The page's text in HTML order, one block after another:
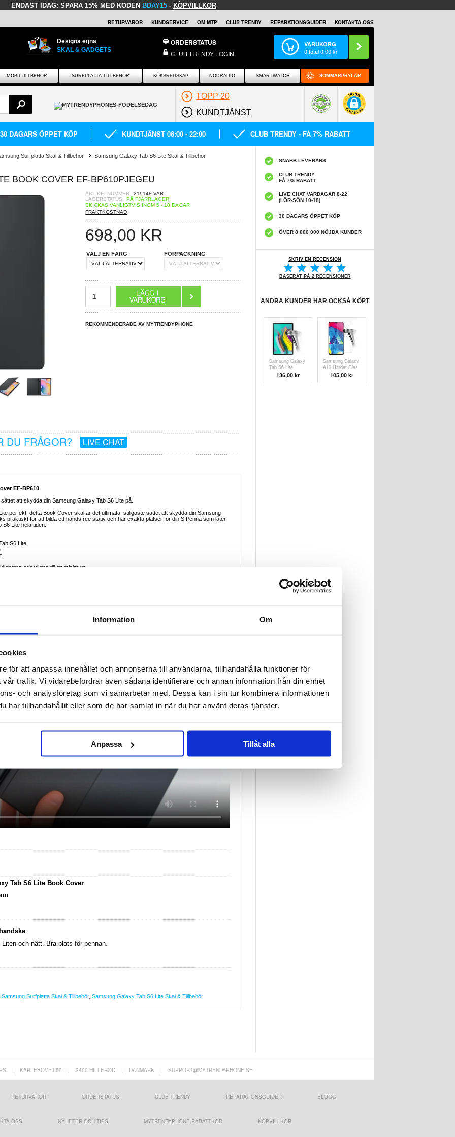
Information Om
för att anpassa innehållet och annonserna till användarna, tillhandahålla funktioner för
trafik. Vi vidarebefordrar även sådana identifierare och annan information från din enhet
och analysföretag som vi samarbetar med. Dessa kan i sin tur kombinera informationen
har tillhandahållit eller som de har samlat in när du har använt deras tjänster.
Anpassa Tillåt alla
ENDAST IDAG: SPARA 15% MED KODEN BDAY15 - KÖPVILLKOR
RETURVAROR KUNDSERVICE OM MTP CLUB TRENDY REPARATIONSGUIDER KONTAKTA OSS
Designa egna
SKAL & GADGETS
ORDERSTATUS
CLUB TRENDY LOGIN
VARUKORG
0total0,00kr
MOBILTILLBEHÖR SURFPLATTA TILLBEHÖR KÖKSREDSKAP NÖDRADIO SMARTWATCH SOMMARPRYLAR
TOPP 20
KUNDTJÄNST
30 DAGARS ÖPPET KÖP KUNDTJÄNST 08:00 - 22:00 CLUB TRENDY - FÅ 7% RABATT
Surfplatta Skal & Tillbehör Samsung Galaxy Tab S6 Lite Skal & Tillbehör
BOOK COVER EF-BP610PJEGEU
ARTIKELNUMMER: 219148-VAR
LAGERSTATUS: PÅ FJÄRRLAGER.
SKICKAS VANLIGTVIS INOM 5 - 10 DAGAR
FRAKTKOSTNAD
698,00 KR
VÄLJ EN FÄRG FÖRPACKNING
REKOMMENDERADE AV MYTRENDYPHONE
DU FRÅGOR? LIVE CHAT
EF-BP610
att skydda din Samsung Galaxy Tab S6 Lite på.
perfekt, detta Book Cover skal är det ultimata, stiligaste sättet att skydda din Samsung
praktiskt för att bilda ett handsfree stativ och har exakta platser för din S Penna som låter
Lite hela tiden.
S6 Lite
och vikten till ett minimum
Tab S6 Lite Book Cover
och nätt. Bra plats för pennan.
Samsung Surfplatta Skal & Tillbehör, Samsung Galaxy Tab S6 Lite Skal & Tillbehör
SNABB LEVERANS
CLUB TRENDY
FÅ 7% RABATT
LIVE CHAT VARDAGAR 8-22
(LÖR-SÖN 10-18)
30 DAGARS ÖPPET KÖP
ÖVER 8 000 000 NÖJDA KUNDER
SKRIV EN RECENSION
BASERAT PÅ 2 RECENSIONER
ANDRA KUNDER HAR OCKSÅ KÖPT
Samsung Galaxy
Tab S6 Lite
2020/2022/2024
Härdat Glas
Skärmskydd -
136,00 kr
Samsung Galaxy
A10 Härdat Glas
Skärmskydd -
9H, 2.5D -
Genomskinlig
105,00 kr
| KARLEBOVEJ 59 | 3400 HILLERØD | DANMARK | SUPPORT@MYTRENDYPHONE.SE
RETURVAROR ORDERSTATUS CLUB TRENDY REPARATIONSGUIDER BLOGG
OSS NYHETER OCH TIPS MYTRENDYPHONE RABATTKOD KÖPVILLKOR